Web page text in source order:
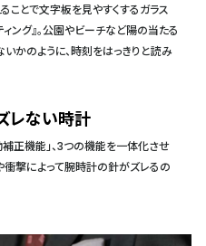
ことで文字板を見やすくするガラス
ィング』。公園やビーチなど陽の当たる
かのように、時刻をはっきりと読み
レない時計
補正機能」、3つの機能を一体化させ
衝撃によって腕時計の針がズレるの